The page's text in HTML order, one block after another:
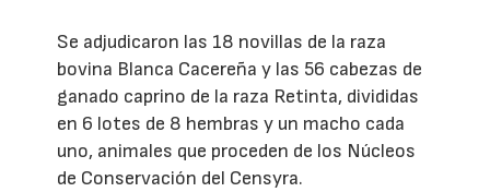
Se adjudicaron las 18 novillas de la raza
bovina Blanca Cacereña y las 56 cabezas de
ganado caprino de la raza Retinta, divididas
en 6 lotes de 8 hembras y un macho cada
uno, animales que proceden de los Núcleos
de Conservación del Censyra.